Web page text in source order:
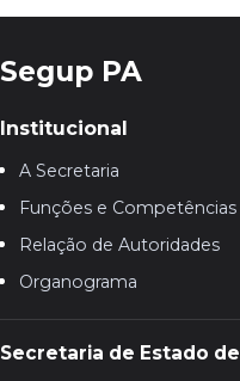
Segup PA
Institucional
A Secretaria
Funções e Competências
Relação de Autoridades
Organograma
Secretaria de Estado